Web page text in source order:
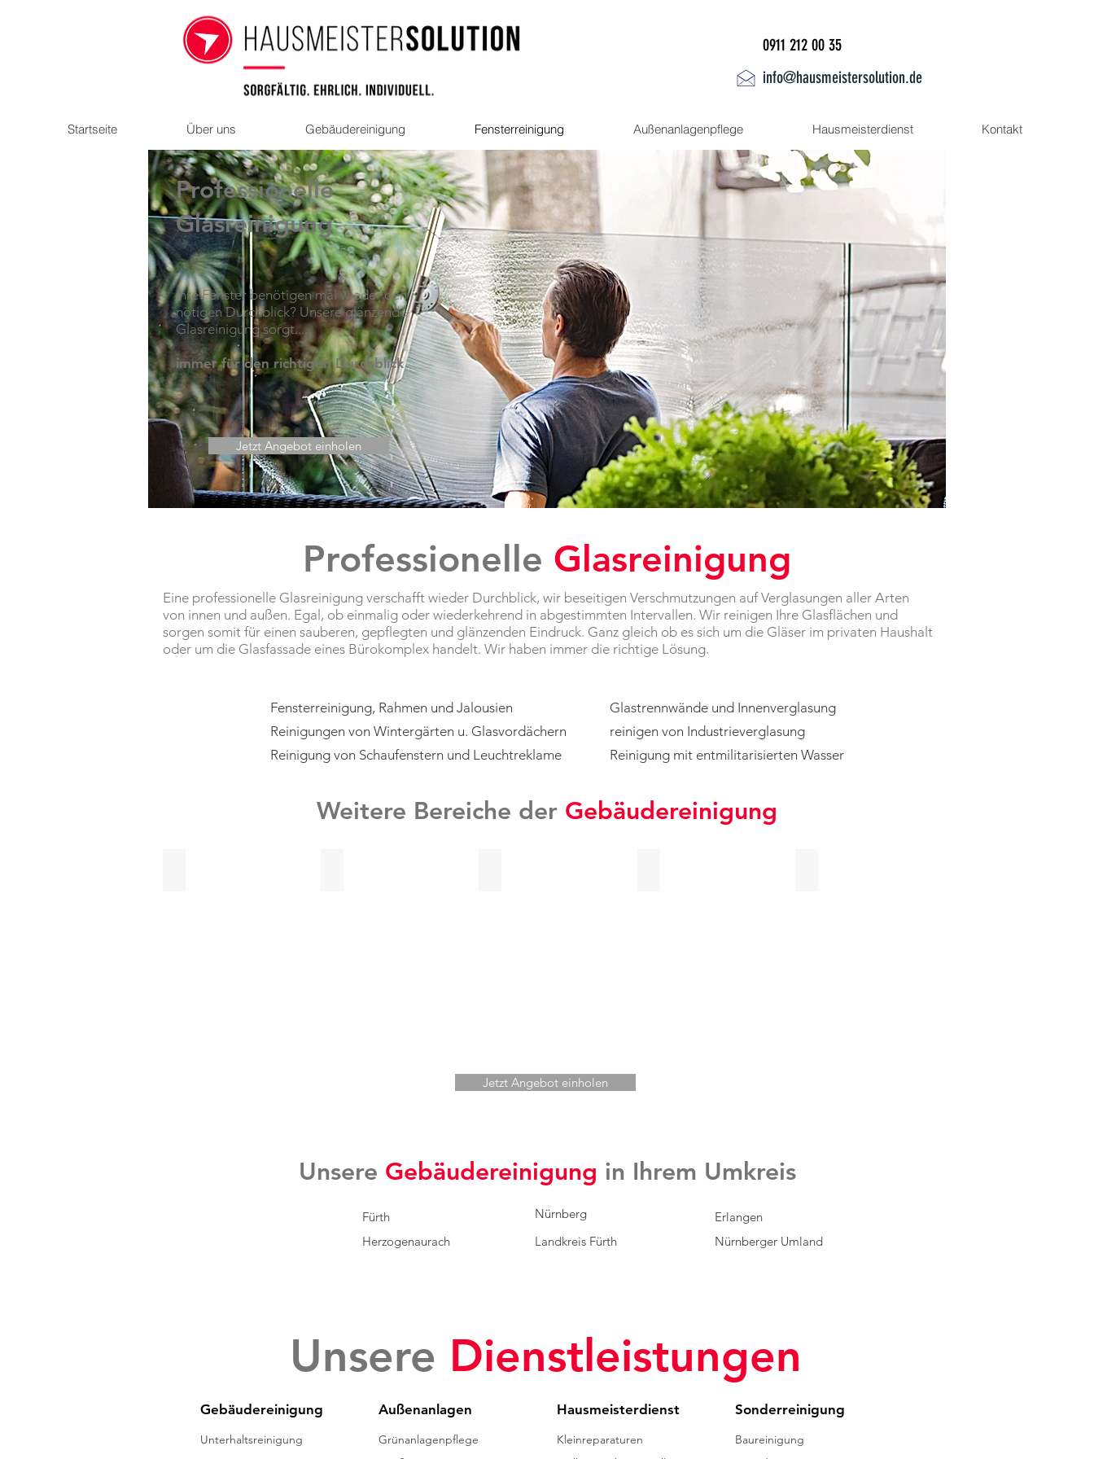
0911 212 00 35
info@hausmeistersolution.de
Startseite Über uns Gebäudereinigung Fensterreinigung Außenanlagenpflege Hausmeisterdienst Kontakt
Professionelle
Glasreinigung
Ihre Fenster benötigen mal wieder den
nötigen Durchblick? Unsere glänzende
Glasreinigung sorgt.....
immer für den richtigen Durchblick
Jetzt Angebot einholen
Professionelle Glasreinigung
Eine professionelle Glasreinigung verschafft wieder Durchblick, wir beseitigen Verschmutzungen auf Verglasungen aller Arten
von innen und außen. Egal, ob einmalig oder wiederkehrend in abgestimmten Intervallen. Wir reinigen Ihre Glasflächen und
sorgen somit für einen sauberen, gepflegten und glänzenden Eindruck. Ganz gleich ob es sich um die Gläser im privaten Haushalt
oder um die Glasfassade eines Bürokomplex handelt. Wir haben immer die richtige Lösung.
Fensterreinigung, Rahmen und Jalousien
Glastrennwände und Innenverglasung
Reinigungen von Wintergärten u. Glasvordächern
reinigen von Industrieverglasung
Reinigung von Schaufenstern und Leuchtreklame
Reinigung mit entmilitarisierten Wasser
Weitere Bereiche der Gebäudereinigung
Jetzt Angebot einholen
Unsere Gebäudereinigung in Ihrem Umkreis
Fürth Nürnberg
Erlangen
Herzogenaurach
Landkreis Fürth Nürnberger Umland
Unsere Dienstleistungen
Gebäudereinigung
Unterhaltsreinigung
Außenanlagen
Grünanlagenpflege
Hausmeisterdienst
Kleinreparaturen
Sonderreinigung
Baureinigung